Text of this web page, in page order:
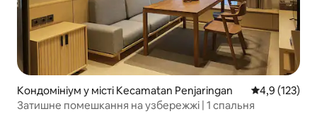
Кондомініум у місті Kecamatan Penjaringan Середня
4,9 (123)
Затишне помешкання на узбережжі | 1 спальня